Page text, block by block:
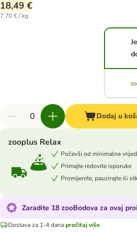
18,49 €
7,70 € / kg
Dodaj u
zooplus Relax
Počevši od minimalne
Primajte redovite isporuke
Promijenite, pauzirajte ili
Zaradite 18 zooBodova za ovaj
Dostava za 1-4 danapročitaj više